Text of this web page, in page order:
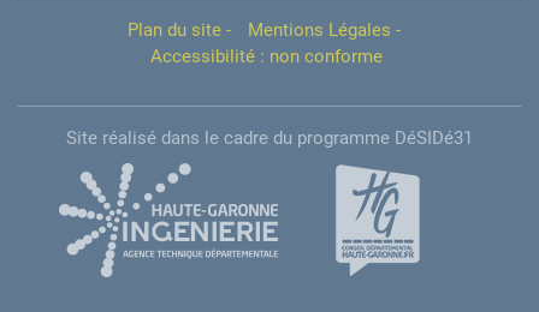
Plan du site - Mentions Légales -
Accessibilité : non conforme
Site réalisé dans le cadre du programme DéSIDé31